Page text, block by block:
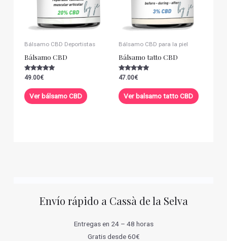
Bálsamo CBD Deportistas
Bálsamo CBD
Valorado con
de 5
49.00€
Ver bálsamo CBD
Bálsamo CBD para la piel
Bálsamo tatto CBD
Valorado con
de 5
47.00€
Ver balsamo tatto CBD
Envío rápido a Cassà de la Selva
Entregas en 24 – 48 horas
Gratis desde 60€